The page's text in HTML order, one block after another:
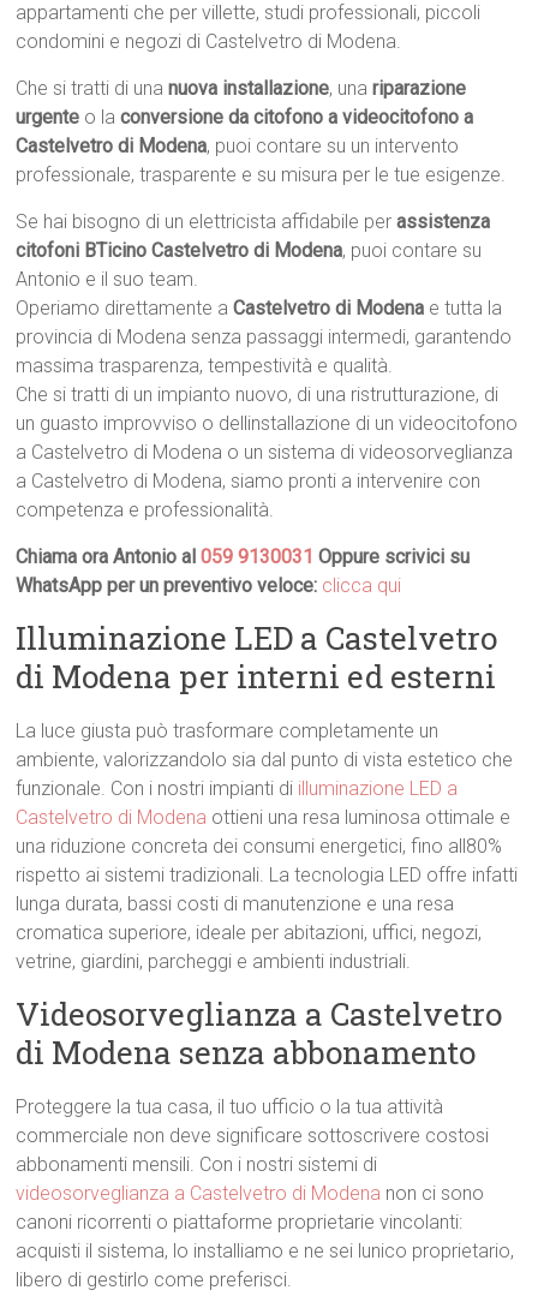
appartamenti che per villette, studi professionali, piccoli
condomini e negozi di Castelvetro di Modena.
Che si tratti di unanuova installazione, unariparazione
urgente o laconversione da citofono a videocitofono a
Castelvetro di Modena, puoi contare su un intervento
professionale, trasparente e su misura per le tue esigenze.
Se hai bisogno di un elettricista affidabile perassistenza
citofoni BTicino Castelvetro di Modena, puoi contare su
Antonio e il suo team.
Operiamo direttamente aCastelvetro di Modena e tutta la
provincia di Modena senza passaggi intermedi, garantendo
massima trasparenza, tempestività e qualità.
Che si tratti di un impianto nuovo, di una ristrutturazione, di
un guasto improvviso o dellinstallazione di un videocitofono
a Castelvetro di Modena o un sistema di videosorveglianza
a Castelvetro di Modena, siamo pronti a intervenire con
competenza e professionalità.
Chiama ora Antonio al059 9130031 Oppure scrivici su
WhatsApp per un preventivo veloce: clicca qui
Illuminazione LED a Castelvetro
di Modena per interni ed esterni
La luce giusta può trasformare completamente un
ambiente, valorizzandolo sia dal punto di vista estetico che
funzionale. Con i nostri impianti di illuminazione LED a
Castelvetro di Modena ottieni una resa luminosa ottimale e
una riduzione concreta dei consumi energetici, fino all80%
rispetto ai sistemi tradizionali. La tecnologia LED offre infatti
lunga durata, bassi costi di manutenzione e una resa
cromatica superiore, ideale per abitazioni, uffici, negozi,
vetrine, giardini, parcheggi e ambienti industriali.
Videosorveglianza a Castelvetro
di Modena senza abbonamento
Proteggere la tua casa, il tuo ufficio o la tua attività
commerciale non deve significare sottoscrivere costosi
abbonamenti mensili. Con i nostri sistemi di
videosorveglianza a Castelvetro di Modena non ci sono
canoni ricorrenti o piattaforme proprietarie vincolanti:
acquisti il sistema, lo installiamo e ne sei lunico proprietario,
libero di gestirlo come preferisci.